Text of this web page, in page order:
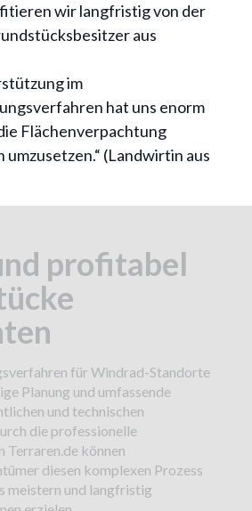
wir langfristig von der
aus
im
hat uns enorm
Flächenverpachtung
(Landwirtin aus
profitabel
für Windrad-Standorte
Planung und umfassende
und technischen
die professionelle
Terraren.de können
diesen komplexen Prozess
meistern und langfristig